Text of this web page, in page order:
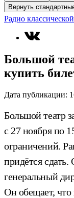
Вернуть
Радио
Большой
купить
Дата публикации:
Большой театр
с 27 ноября по
ограничений.
придётся
генеральный
Он обещает, что